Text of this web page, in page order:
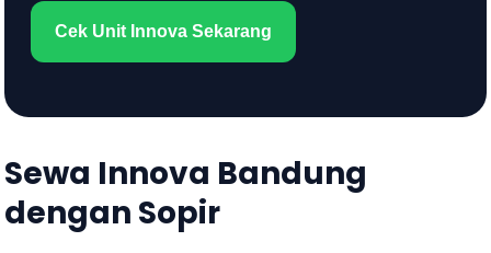
Cek Unit Innova Sekarang
Sewa Innova Bandung
dengan Sopir